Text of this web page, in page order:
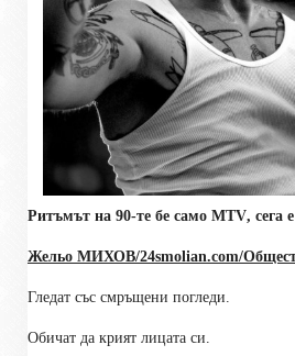
Ритъмът на 90-те бе само MTV, сега
Жельо МИХОВ/24smolian.com/
Гледат със смръщени погледи.
Обичат да крият лицата си.